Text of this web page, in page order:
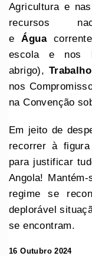
Agricultura e
recursos
e Água
escola e nos
abrigo), Trabalho
nos
na Convenção
Em jeito de
recorrer à
para justificar
Angola!
regime se
deplorável
se encontram.
16 Outubro 2024